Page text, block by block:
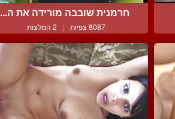
חרמנית שובבה מורידה את ה...
8087 צפיות | 2 המלצות